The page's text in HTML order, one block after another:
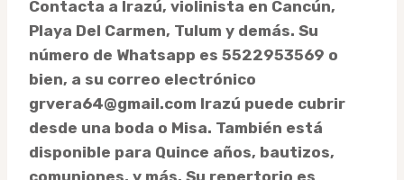
Contacta a Irazú, violinista en Cancún,
Playa Del Carmen, Tulum y demás. Su
número de Whatsapp es 5522953569 o
bien, a su correo electrónico
grvera64@gmail.com Irazú puede cubrir
desde una boda o Misa. También está
disponible para Quince años, bautizos,